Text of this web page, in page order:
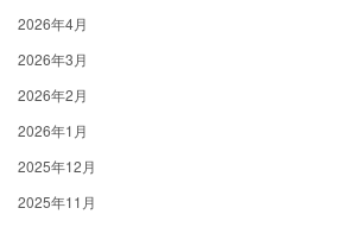
2026年4月
2026年3月
2026年2月
2026年1月
2025年12月
2025年11月